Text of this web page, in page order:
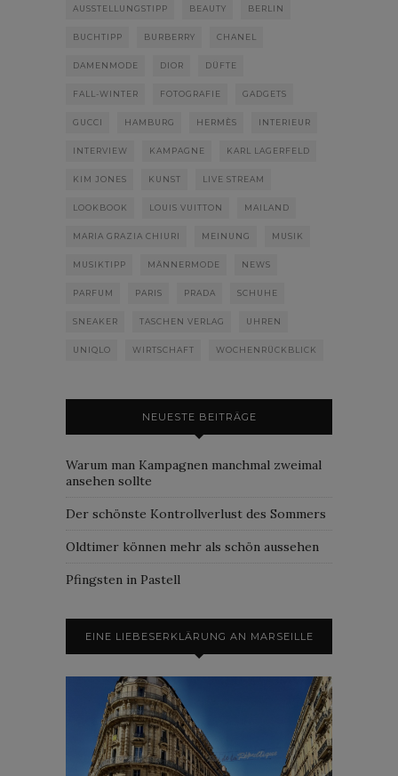
AUSSTELLUNGSTIPP BEAUTY BERLIN
BUCHTIPP BURBERRY CHANEL
DAMENMODE DIOR DÜFTE
FALL-WINTER FOTOGRAFIE GADGETS
GUCCI HAMBURG HERMÈS INTERIEUR
INTERVIEW KAMPAGNE KARL LAGERFELD
KIM JONES KUNST LIVE STREAM
LOOKBOOK LOUIS VUITTON MAILAND
MARIA GRAZIA CHIURI MEINUNG MUSIK
MUSIKTIPP MÄNNERMODE NEWS
PARFUM PARIS PRADA SCHUHE
SNEAKER TASCHEN VERLAG UHREN
UNIQLO WIRTSCHAFT WOCHENRÜCKBLICK
NEUESTE BEITRÄGE
Warum man Kampagnen manchmal zweimal
ansehen sollte
Der schönste Kontrollverlust des Sommers
Oldtimer können mehr als schön aussehen
Pfingsten in Pastell
EINE LIEBESERKLÄRUNG AN MARSEILLE